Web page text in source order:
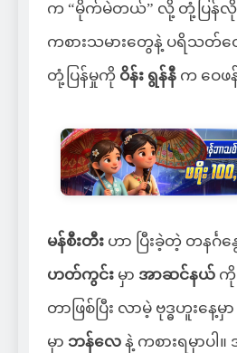
က “မိုက်မဲတယ်” လို့ တုံ့ပြန်
ကစားသမားတွေနဲ့ ပရိသတ်တွ
တုံ့ပြန်မှုကို ဝိန်း ရွန်နီ က ဝေဖ
မန်စီးတီး ဟာ ပြီးခဲ့တဲ့ တနင်္ဂ
ဟတ်ကွင်း မှာ အာဆင်နယ် ကို
တာဖြစ်ပြီး လာမဲ့ ဗုဒ္ဓဟူးနေ့မှာ
မှာ ဘန်လေ နဲ့ ကစားရမှာပါ။